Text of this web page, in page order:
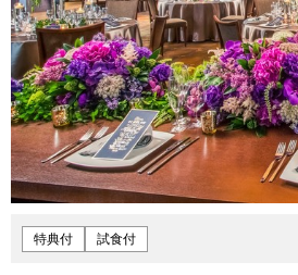
特典付 試食付